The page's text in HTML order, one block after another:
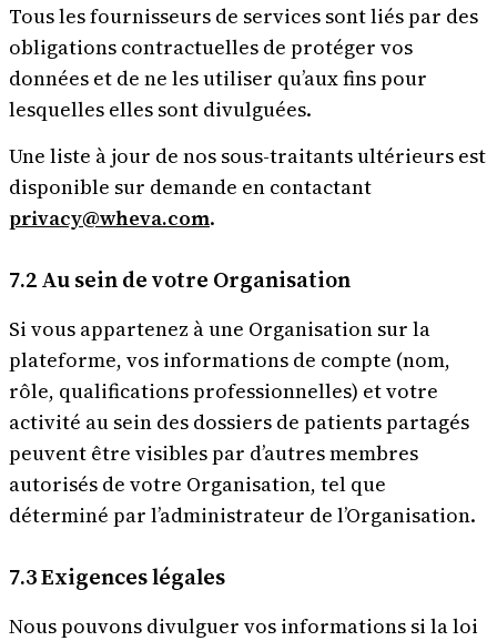
Tous les fournisseurs de services sont liés par des
obligations contractuelles de protéger vos
données et de ne les utiliser qu’aux fins pour
lesquelles elles sont divulguées.
Une liste à jour de nos sous-traitants ultérieurs est
disponible sur demande en contactant
privacy@wheva.com.
7.2 Au sein de votre Organisation
Si vous appartenez à une Organisation sur la
plateforme, vos informations de compte (nom,
rôle, qualifications professionnelles) et votre
activité au sein des dossiers de patients partagés
peuvent être visibles par d’autres membres
autorisés de votre Organisation, tel que
déterminé par l’administrateur de l’Organisation.
7.3 Exigences légales
Nous pouvons divulguer vos informations si la loi